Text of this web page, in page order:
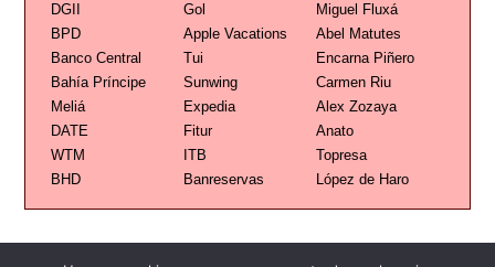
DGII
Gol
Miguel Fluxá
BPD
Apple Vacations
Abel Matutes
Banco Central
Tui
Encarna Piñero
Bahía Príncipe
Sunwing
Carmen Riu
Meliá
Expedia
Alex Zozaya
DATE
Fitur
Anato
WTM
ITB
Topresa
BHD
Banreservas López de Haro